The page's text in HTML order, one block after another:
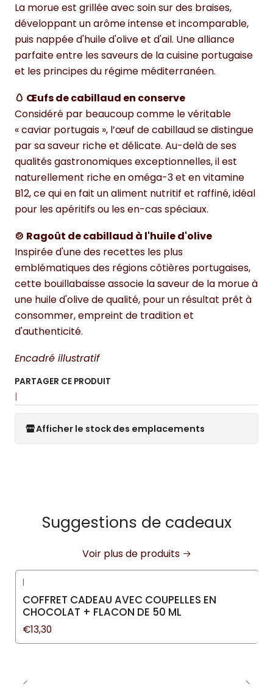
La morue est grillée avec soin sur des braises,
développant un arôme intense et incomparable,
puis nappée d'huile d'olive et d'ail. Une alliance
parfaite entre les saveurs de la cuisine portugaise
et les principes du régime méditerranéen.
🥚 Œufs de cabillaud en conserve
Considéré par beaucoup comme le véritable
« caviar portugais », l’œuf de cabillaud se distingue
par sa saveur riche et délicate. Au-delà de ses
qualités gastronomiques exceptionnelles, il est
naturellement riche en oméga-3 et en vitamine
B12, ce qui en fait un aliment nutritif et raffiné, idéal
pour les apéritifs ou les en-cas spéciaux.
🍲 Ragoût de cabillaud à l'huile d'olive
Inspirée d'une des recettes les plus
emblématiques des régions côtières portugaises,
cette bouillabaisse associe la saveur de la morue à
une huile d'olive de qualité, pour un résultat prêt à
consommer, empreint de tradition et
d'authenticité.
Encadré illustratif
PARTAGER CE PRODUIT
Afficher le stock des emplacements
Suggestions de cadeaux
Voir plus de produits
|
COFFRET CADEAU AVEC COUPELLES EN
CHOCOLAT + FLACON DE 50 ML
€13,30